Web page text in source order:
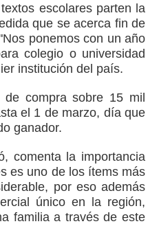
de carpas
escolares parten la
que se acerca fin de
ponemos con un año
colegio o universidad
institución del país.
de compra sobre 15 mil
el 1 de marzo, día que
ganador.
comenta la importancia
es uno de los ítems más
por eso además
único en la región,
familia a través de este